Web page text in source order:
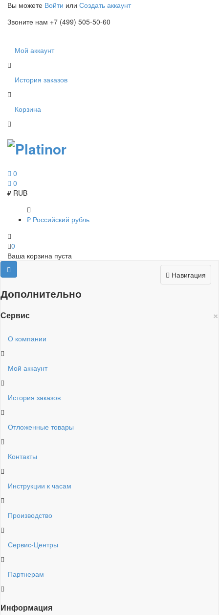
Вы можете Войти или Создать аккаунт
Звоните нам +7 (499) 505-50-60
Мой аккаунт
История заказов
Корзина
0
0
₽ RUB
₽ Российский рубль
0
Ваша корзина пуста
Навигация
Дополнительно
×
Сервис
О компании
Мой аккаунт
История заказов
Отложенные товары
Контакты
Инструкции к часам
Производство
Сервис-Центры
Партнерам
Информация